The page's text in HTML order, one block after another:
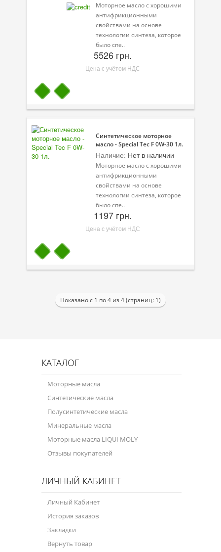
Моторное масло с хорошими
антифрикционными
свойствами на основе
технологии синтеза, которое
было спе..
5526 грн.
Цена с учётом НДС
Синтетическое моторное
масло - Special Tec F 0W-30 1л.
Наличие: Нет в наличии
Моторное масло с хорошими
антифрикционными
свойствами на основе
технологии синтеза, которое
было спе..
1197 грн.
Цена с учётом НДС
Показано с 1 по 4 из 4 (страниц: 1)
КАТАЛОГ
Моторные масла
Синтетические масла
Полусинтетические масла
Минеральные масла
Моторные масла LIQUI MOLY
Отзывы покупателей
ЛИЧНЫЙ КАБИНЕТ
Личный Кабинет
История заказов
Закладки
Вернуть товар